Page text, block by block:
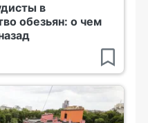
в
обезьян: о чем